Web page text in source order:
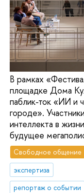
В рамках
площадке Дома
паблик-ток «ИИ и
городе».
интеллекта в
будущее
Свободное общение
экспертиза
репортаж о событии